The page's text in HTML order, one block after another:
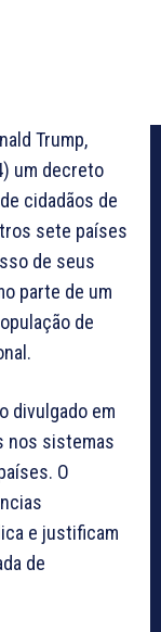
Trump,
um decreto
cidadãos de
sete países
de seus
parte de um
de
divulgado em
nos sistemas
O
e justificam
de